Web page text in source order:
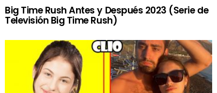
Big Time Rush Antes y Después 2023 (Serie de
Televisión Big Time Rush)